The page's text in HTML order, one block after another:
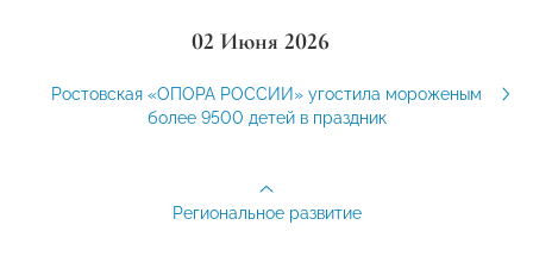
02 Июня 2026
Ростовская «ОПОРА РОССИИ» угостила мороженым
более 9500 детей в праздник
Региональное развитие